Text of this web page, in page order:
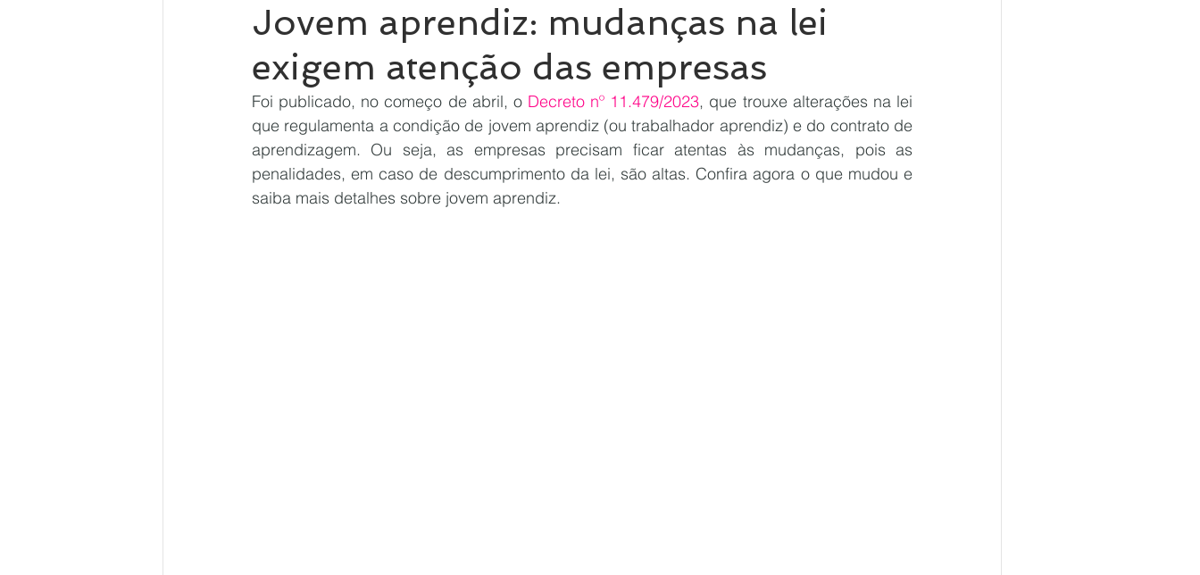
Jovem aprendiz: mudanças na lei
exigem atenção das empresas
Foi publicado, no começo de abril, o Decreto nº 11.479/2023, que trouxe alterações na lei
que regulamenta a condição de jovem aprendiz (ou trabalhador aprendiz) e do contrato de
aprendizagem. Ou seja, as empresas precisam ficar atentas às mudanças, pois as
penalidades, em caso de descumprimento da lei, são altas. Confira agora o que mudou e
saiba mais detalhes sobre jovem aprendiz.